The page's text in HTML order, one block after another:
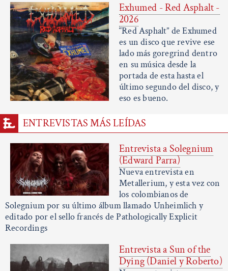
Exhumed - Red Asphalt -
2026
“Red Asphalt” de Exhumed
es un disco que revive ese
lado más goregrind dentro
en su música desde la
portada de esta hasta el
último segundo del disco, y
eso es bueno.
ENTREVISTAS MÁS LEÍDAS
Entrevista a Solegnium
(Edward Parra)
Nueva entrevista en
Metallerium, y esta vez con
los colombianos de
Solegnium por su último álbum llamado Unheimlich y
editado por el sello francés de Pathologically Explicit
Recordings
Entrevista a Sun of the
Dying (Daniel y Roberto)